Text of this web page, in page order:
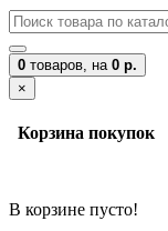
0 товаров, на 0 р.
×
Корзина покупок
В корзине пусто!